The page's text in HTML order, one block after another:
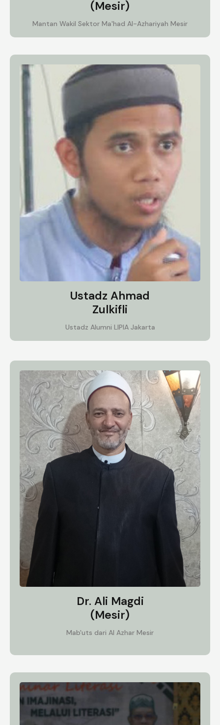
(Mesir)
Mantan Wakil Sektor Ma'had Al-Azhariyah Mesir
Ustadz Ahmad
Zulkifli
Ustadz Alumni LIPIA Jakarta
Dr. Ali Magdi
(Mesir)
Mab'uts dari Al Azhar Mesir